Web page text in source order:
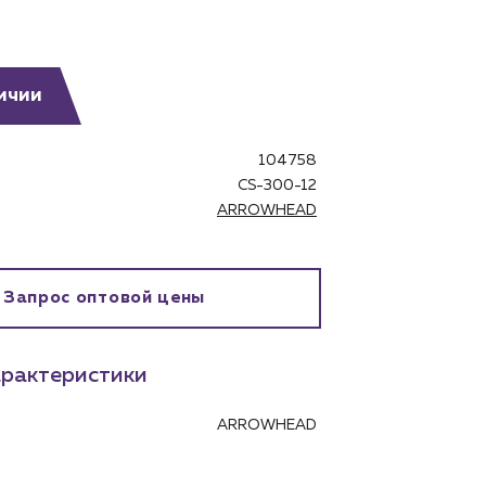
104758
CS-300-12
ARROWHEAD
Запрос оптовой цены
ARROWHEAD